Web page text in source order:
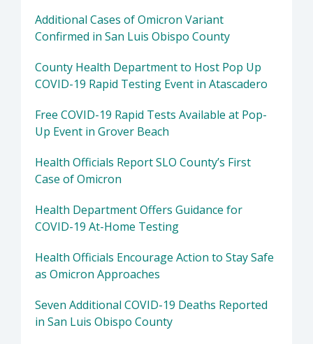
Additional Cases of Omicron Variant
Confirmed in San Luis Obispo County
County Health Department to Host Pop Up
COVID-19 Rapid Testing Event in Atascadero
Free COVID-19 Rapid Tests Available at Pop-
Up Event in Grover Beach
Health Officials Report SLO County’s First
Case of Omicron
Health Department Offers Guidance for
COVID-19 At-Home Testing
Health Officials Encourage Action to Stay Safe
as Omicron Approaches
Seven Additional COVID-19 Deaths Reported
in San Luis Obispo County